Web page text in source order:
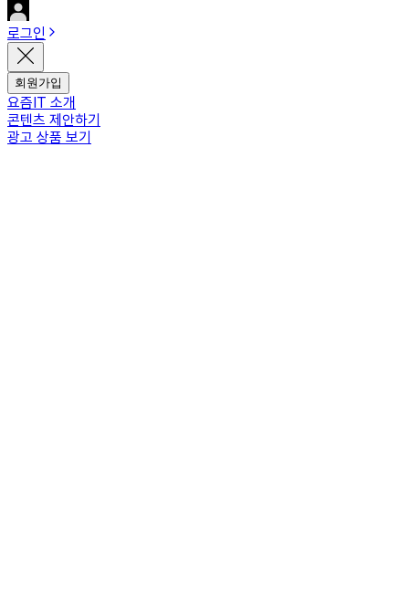
로그인
회원가입
요즘IT 소개
콘텐츠 제안하기
광고 상품 보기